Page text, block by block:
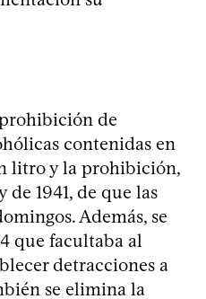
de
contenidas en
litro y la prohibición,
1941, de que las
Además, se
que facultaba al
detracciones a
se elimina la